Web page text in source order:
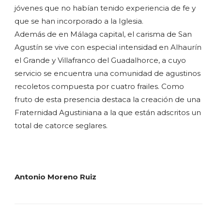
jóvenes que no habían tenido experiencia de fe y
que se han incorporado a la Iglesia.
Además de en Málaga capital, el carisma de San
Agustín se vive con especial intensidad en Alhaurín
el Grande y Villafranco del Guadalhorce, a cuyo
servicio se encuentra una comunidad de agustinos
recoletos compuesta por cuatro frailes. Como
fruto de esta presencia destaca la creación de una
Fraternidad Agustiniana a la que están adscritos un
total de catorce seglares.
Antonio Moreno Ruiz